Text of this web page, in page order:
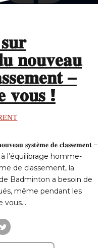
𝐧𝐨𝐮𝐯𝐞𝐚𝐮
–
𝐯𝐨𝐮𝐬 !
𝐬𝐲𝐬𝐭𝐞̀𝐦𝐞 𝐝𝐞 𝐜𝐥𝐚𝐬𝐬𝐞𝐦𝐞𝐧𝐭 –
à l’équilibrage homme-
de classement, la
Badminton a besoin de
même pendant les
vous...